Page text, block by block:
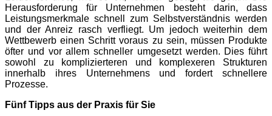
Herausforderung für Unternehmen besteht darin, dass
Leistungsmerkmale schnell zum Selbstverständnis werden
und der Anreiz rasch verfliegt. Um jedoch weiterhin dem
Wettbewerb einen Schritt voraus zu sein, müssen Produkte
öfter und vor allem schneller umgesetzt werden. Dies führt
sowohl zu komplizierteren und komplexeren Strukturen
innerhalb ihres Unternehmens und fordert schnellere
Prozesse.
Fünf Tipps aus der Praxis für Sie